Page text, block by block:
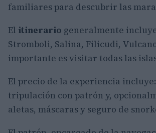
familiares para descubrir las
El itinerario generalmente
Stromboli, Salina, Filicudi,
importante es visitar todas las
El precio de la experiencia
tripulación con patrón y,
aletas, máscaras y seguro de